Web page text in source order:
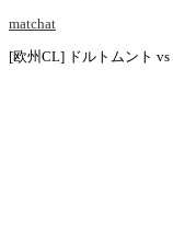
matchat
[欧州CL] ドルトムント